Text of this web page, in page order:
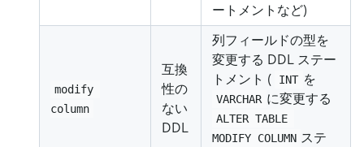
ートメントなど)
modify
column
互換
性の
ない
DDL
列フィールドの型を
変更する DDL ステー
トメント (
INT を
VARCHAR に変更する
ALTER TABLE
MODIFY COLUMN ステ